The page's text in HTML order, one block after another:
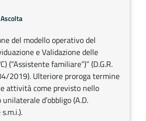
Ascolta
del modello operativo del
e Validazione delle
(“Assistente familiare”)” (D.G.R.
2019). Ulteriore proroga termine
attività come previsto nello
d’obbligo (A.D.